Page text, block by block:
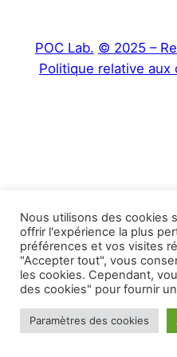
POC Lab. © 2025 –
Politique relative aux
Nous utilisons des cookies
offrir l'expérience la plus
préférences et vos visites
"Accepter tout", vous
les cookies. Cependant,
des cookies" pour fournir
Paramètres des cookies